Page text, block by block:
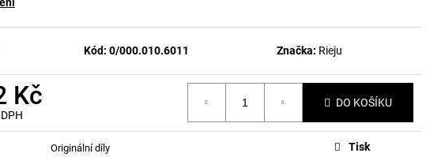
Kód: 0/000.010.6011 Značka: Rieju
Kč DO KOŠÍKU
Originální díly
Tisk